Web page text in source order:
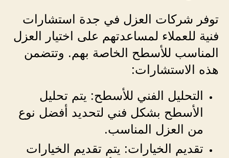
توفر شركات العزل في جدة استشارات
فنية للعملاء لمساعدتهم على اختيار العزل
المناسب للأسطح الخاصة بهم. وتتضمن
هذه الاستشارات:
التحليل الفني للأسطح: يتم تحليل
الأسطح بشكل فني لتحديد أفضل نوع
من العزل المناسب.
تقديم الخيارات: يتم تقديم الخيارات